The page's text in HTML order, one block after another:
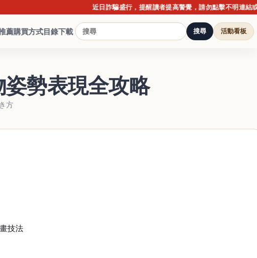
近日詐騙盛行，提醒讀者提高警覺，請勿點擊不明連結或提供
薦購買方式目錄下載 搜尋 活動看板
勢表現全攻略
方
技法